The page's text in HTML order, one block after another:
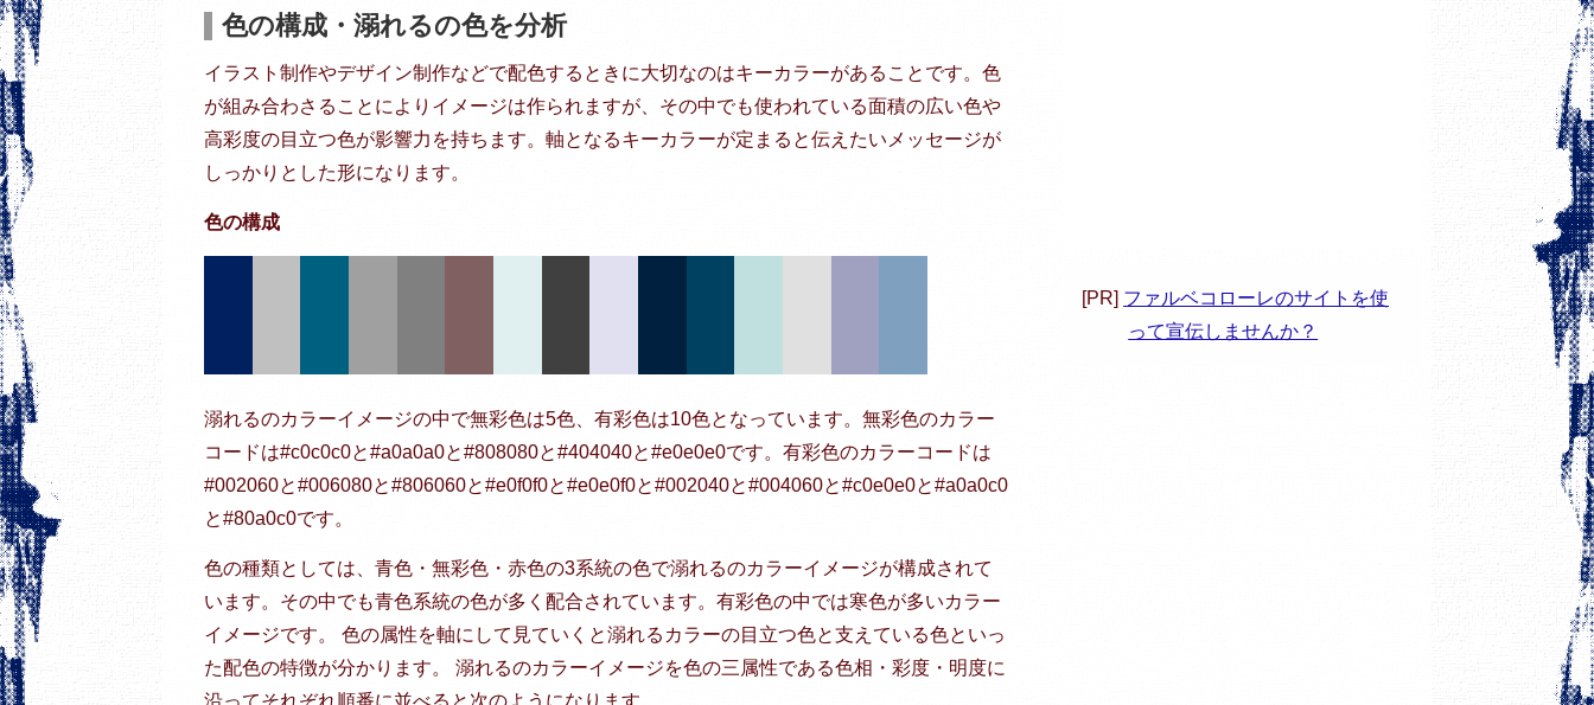
[PR] ファルベコローレのサイトを使
って宣伝しませんか？
色の構成・溺れるの色を分析
イラスト制作やデザイン制作などで配色するときに大切なのはキーカラーがあることです。色
が組み合わさることによりイメージは作られますが、その中でも使われている面積の広い色や
高彩度の目立つ色が影響力を持ちます。軸となるキーカラーが定まると伝えたいメッセージが
しっかりとした形になります。
色の構成
溺れるのカラーイメージの中で無彩色は5色、有彩色は10色となっています。無彩色のカラー
コードは#c0c0c0と#a0a0a0と#808080と#404040と#e0e0e0です。有彩色のカラーコードは
#002060と#006080と#806060と#e0f0f0と#e0e0f0と#002040と#004060と#c0e0e0と#a0a0c0
と#80a0c0です。
色の種類としては、青色・無彩色・赤色の3系統の色で溺れるのカラーイメージが構成されて
います。その中でも青色系統の色が多く配合されています。有彩色の中では寒色が多いカラー
イメージです。 色の属性を軸にして見ていくと溺れるカラーの目立つ色と支えている色といっ
た配色の特徴が分かります。 溺れるのカラーイメージを色の三属性である色相・彩度・明度に
沿ってそれぞれ順番に並べると次のようになります。